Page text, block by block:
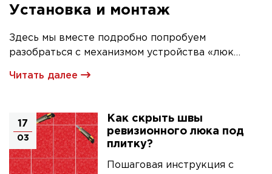
Установка и монтаж
Здесь мы вместе подробно попробуем
разобраться с механизмом устройства «люк
Читать далее
17
03
Как скрыть швы
ревизионного люка под
плитку?
Пошаговая инструкция с